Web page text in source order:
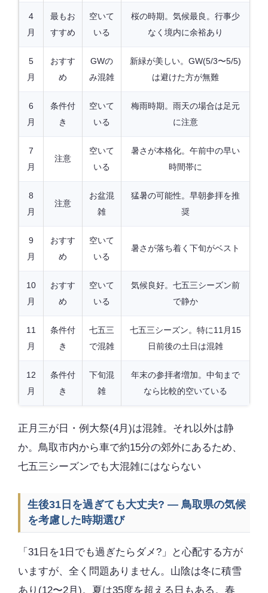
4
月
最もお
すすめ
空いて
いる
桜の時期。気候最良。行事少
なく境内に余裕あり
5
月
おすす
め
GWの
み混雑
新緑が美しい。GW(5/3〜5/5)
は避けた方が無難
6
月
条件付
き
空いて
いる
梅雨時期。雨天の場合は足元
に注意
7
月
注意
空いて
いる
暑さが本格化。午前中の早い
時間帯に
8
月
注意
お盆混
雑
猛暑の可能性。早朝参拝を推
奨
9
月
おすす
め
空いて
いる
暑さが落ち着く下旬がベスト
10
月
おすす
め
空いて
いる
気候良好。七五三シーズン前
で静か
11
月
条件付
き
七五三
で混雑
七五三シーズン。特に11月15
日前後の土日は混雑
12
月
条件付
き
下旬混
雑
年末の参拝者増加。中旬まで
なら比較的空いている
正月三が日・例大祭(4月)は混雑。それ以外は静
か。鳥取市内から車で約15分の郊外にあるため、
七五三シーズンでも大混雑にはならない
生後31日を過ぎても大丈夫? — 鳥取県の気候
を考慮した時期選び
「31日を1日でも過ぎたらダメ?」と心配する方が
いますが、全く問題ありません。山陰は冬に積雪
あり(12〜2月)。夏は35度を超える日もある。春